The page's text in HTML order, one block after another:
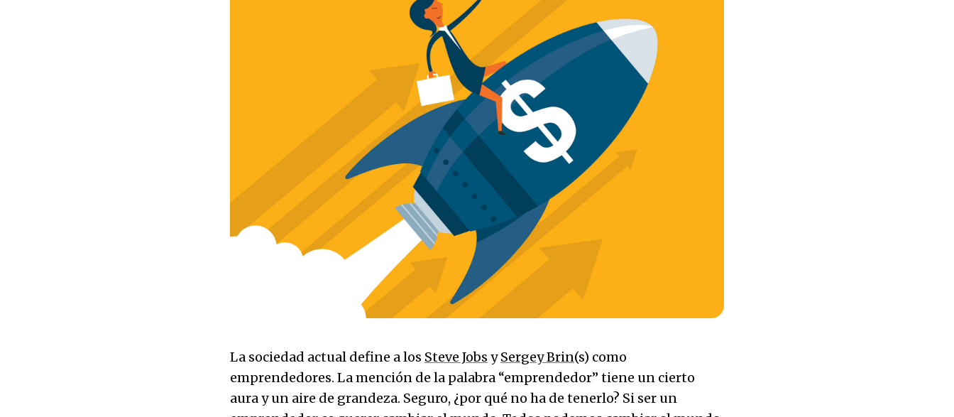
La sociedad actual define a los Steve Jobs ySergey Brin(s) como
emprendedores. La mención de la palabra “emprendedor” tiene un cierto
aura y un aire de grandeza. Seguro, ¿por qué no ha de tenerlo? Si ser un